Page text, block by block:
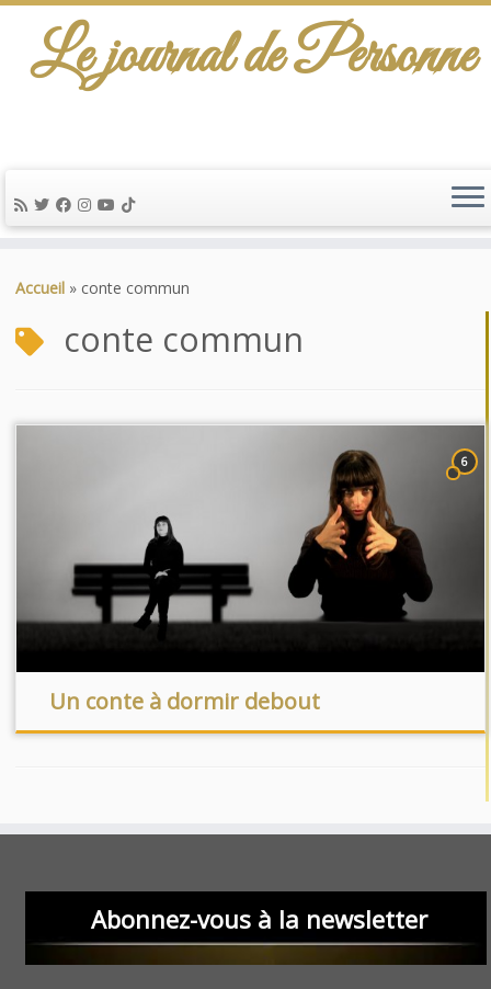
au
Le journal de Personne
Accueil » conte commun
conte commun
6
Un conte à dormir debout
Abonnez-vous à la newsletter